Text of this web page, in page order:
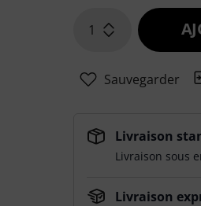
1
Sauvegarder
Livraison
Livraison sous
Livraison